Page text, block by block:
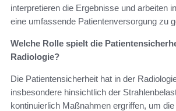
interpretieren die Ergebnisse und arbeiten
eine umfassende Patientenversorgung zu
Welche Rolle spielt die
Radiologie?
Die Patientensicherheit hat in der
insbesondere hinsichtlich der
kontinuierlich Maßnahmen ergriffen, um